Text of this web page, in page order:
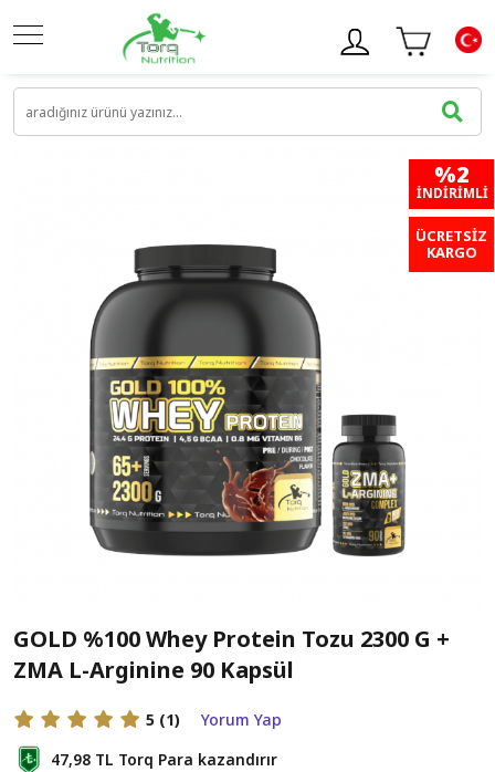
%2
İNDIRIMLI
ÜCRETSİZ
KARGO
GOLD %100 Whey Protein Tozu 2300 G +
ZMA L-Arginine 90 Kapsül
5 (1)
Yorum Yap
47,98 TL Torq Para kazandırır